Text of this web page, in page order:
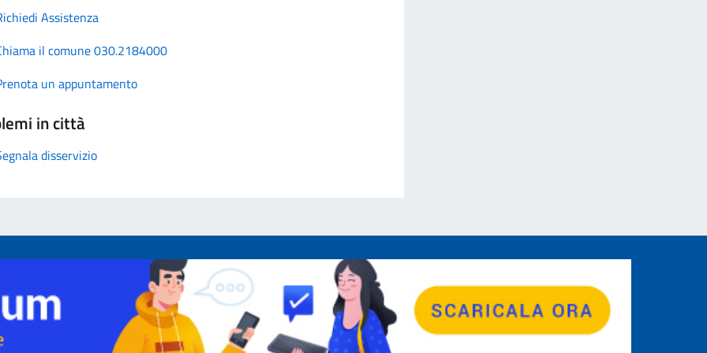
Assistenza
il comune 030.2184000
un appuntamento
in città
disservizio